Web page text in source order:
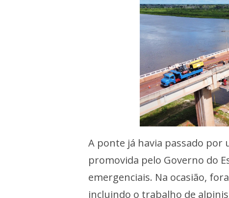
A ponte já havia passado
promovida pelo Governo do
emergenciais. Na ocasião,
incluindo o trabalho de